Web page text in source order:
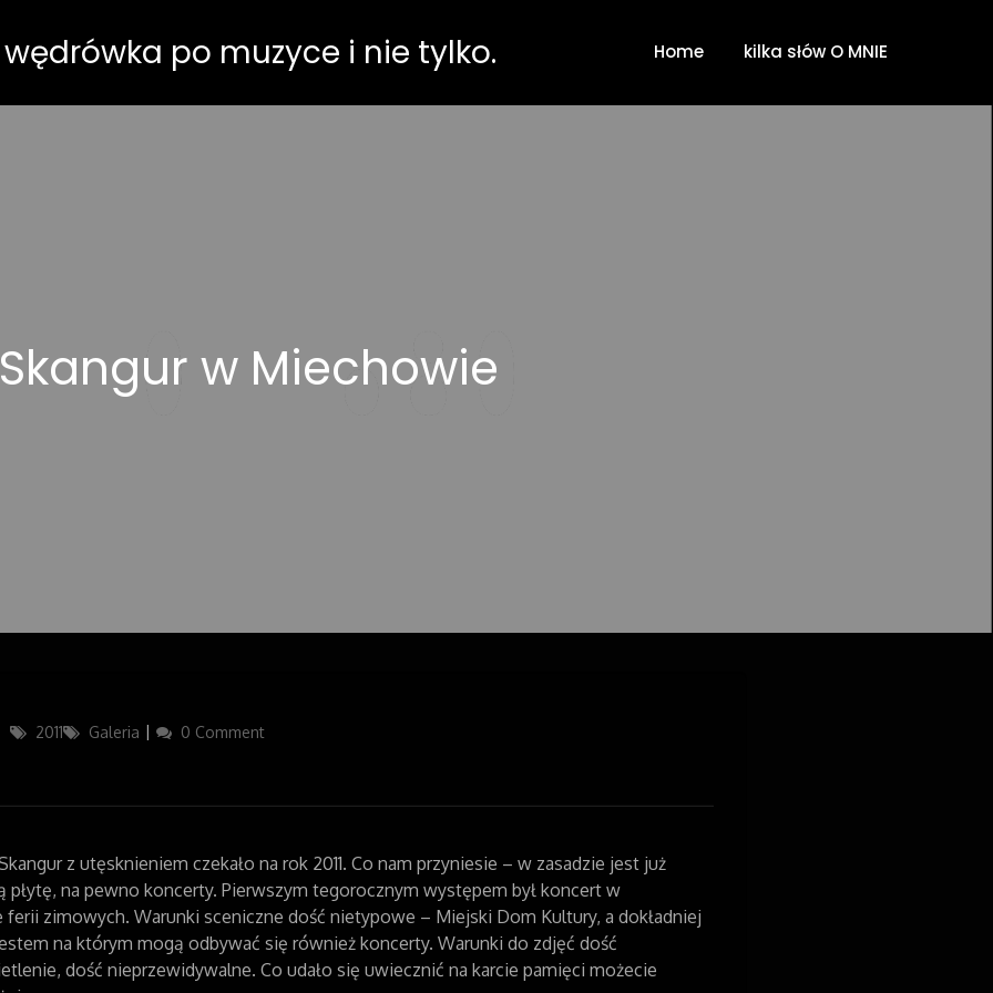
po muzyce i nie tylko. Home kilka słów O MNIE
Skangur w Miechowie
Categories
2011 Galeria 0 Comment
z utęsknieniem czekało na rok 2011. Co nam przyniesie – w zasadzie jest już
na pewno koncerty. Pierwszym tegorocznym występem był koncert w
zimowych. Warunki sceniczne dość nietypowe – Miejski Dom Kultury, a dokładniej
na którym mogą odbywać się również koncerty. Warunki do zdjęć dość
dość nieprzewidywalne. Co udało się uwiecznić na karcie pamięci możecie